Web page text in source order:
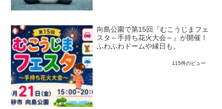
向島公園で第15回『むこうじまフェ
スタ～手持ち花火大会～』が開催！
ふわふわドームや縁日も。
115件のビュー